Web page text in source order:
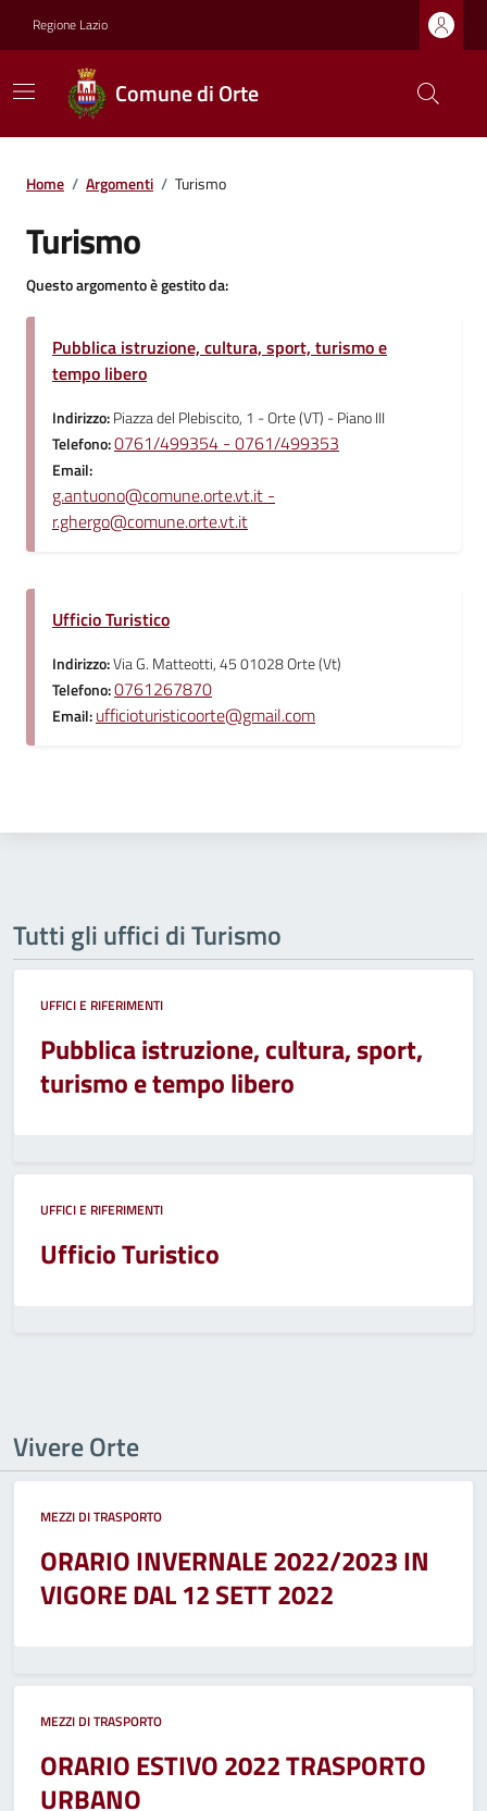
Regione Lazio
Comune di Orte
Home / Argomenti / Turismo
Turismo
Questo argomento è gestito da:
Pubblica istruzione, cultura, sport, turismo e
tempo libero
Indirizzo:Piazza del Plebiscito, 1 - Orte (VT) - Piano III
Telefono:0761/499354 - 0761/499353
Email:
g.antuono@comune.orte.vt.it -
r.ghergo@comune.orte.vt.it
Ufficio Turistico
Indirizzo:Via G. Matteotti, 45 01028 Orte (Vt)
Telefono:0761267870
Email:ufficioturisticoorte@gmail.com
Tutti gli uffici di Turismo
UFFICI E RIFERIMENTI
Pubblica istruzione, cultura, sport,
turismo e tempo libero
UFFICI E RIFERIMENTI
Ufficio Turistico
Vivere Orte
MEZZI DI TRASPORTO
ORARIO INVERNALE 2022/2023 IN
VIGORE DAL 12 SETT 2022
MEZZI DI TRASPORTO
ORARIO ESTIVO 2022 TRASPORTO
URBANO